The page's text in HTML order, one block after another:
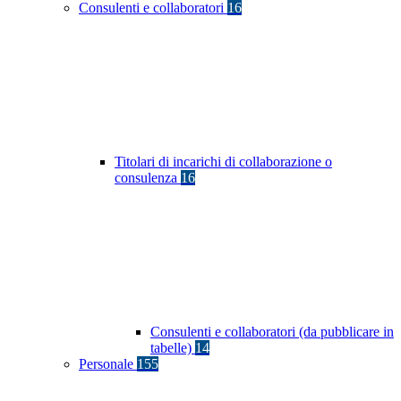
Consulenti e collaboratori 16
Titolari di incarichi di collaborazione o
consulenza 16
Consulenti e collaboratori (da pubblicare in
tabelle) 14
Personale 155